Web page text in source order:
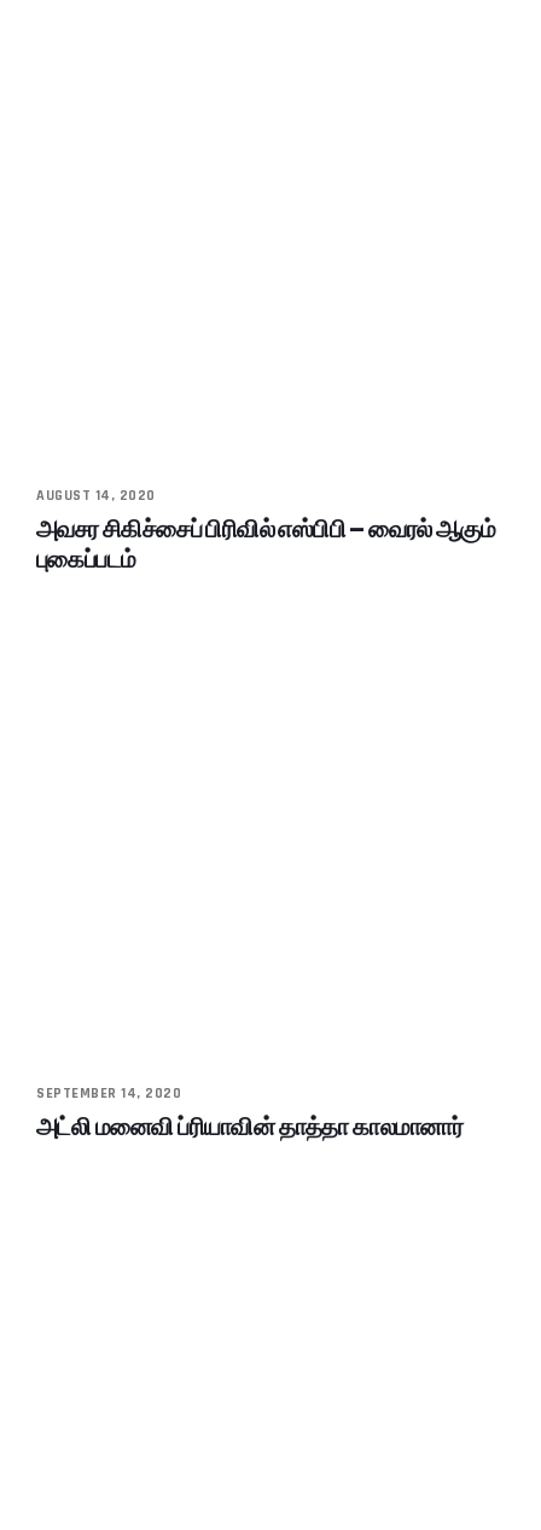
AUGUST 14, 2020
அவசர சிகிச்சைப் பிரிவில் எஸ்பிபி – வைரல் ஆகும்
புகைப்படம்
SEPTEMBER 14, 2020
அட்லி மனைவி ப்ரியாவின் தாத்தா காலமானார்